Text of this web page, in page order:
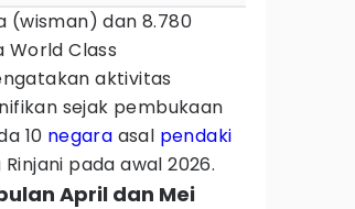
(wisman) dan 8.780
World Class
aktivitas
sejak pembukaan
10 negara asal pendaki
pada awal 2026.
April dan Mei